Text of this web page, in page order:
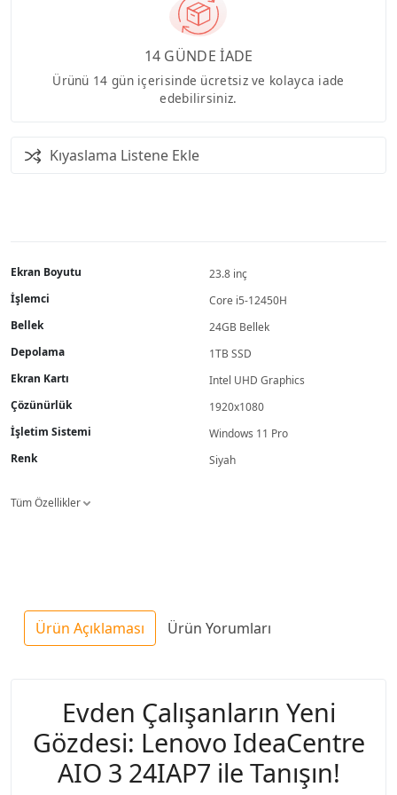
14 GÜNDE İADE
Ürünü 14 gün içerisinde ücretsiz ve kolayca iade
edebilirsiniz.
Kıyaslama Listene Ekle
Ekran Boyutu
23.8 inç
İşlemci
Core i5-12450H
Bellek
24GB Bellek
Depolama
1TB SSD
Ekran Kartı
Intel UHD Graphics
Çözünürlük
1920x1080
İşletim Sistemi
Windows 11 Pro
Renk
Siyah
Tüm Özellikler
Ürün Açıklaması Ürün Yorumları
Evden Çalışanların Yeni
Gözdesi: Lenovo IdeaCentre
AIO 3 24IAP7 ile Tanışın!